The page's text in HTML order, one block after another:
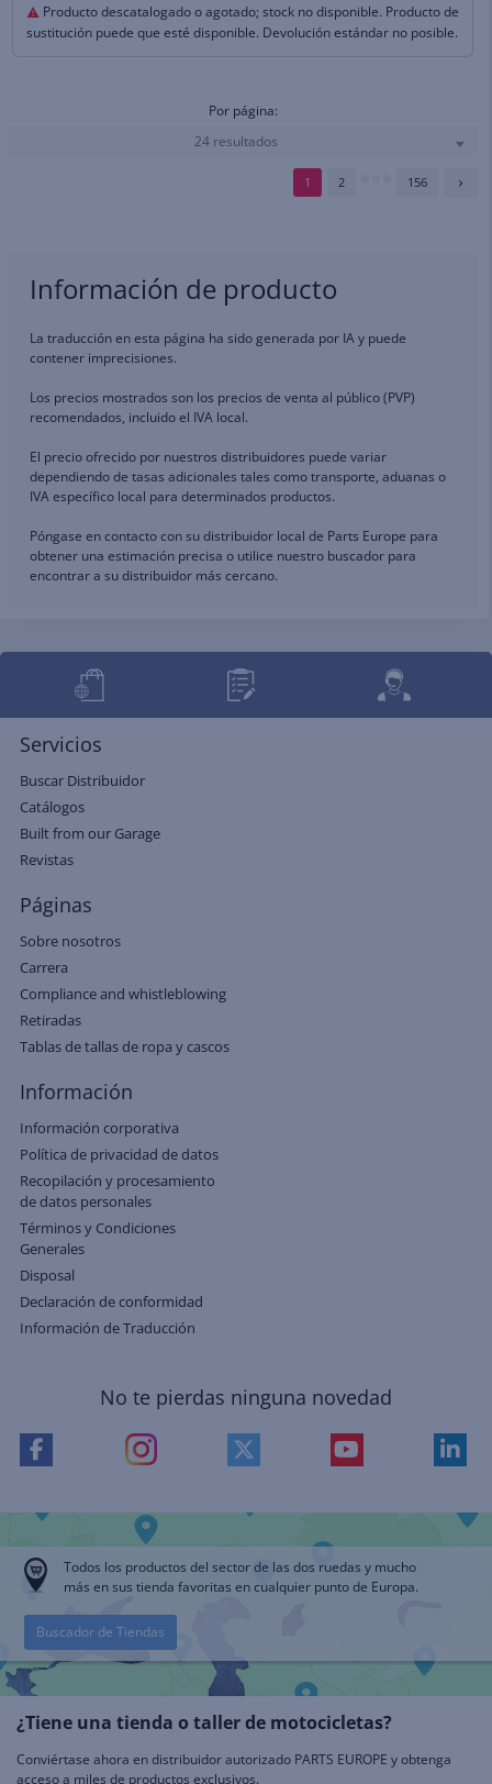
Producto descatalogado o agotado; stock no disponible. Producto de
sustitución puede que esté disponible. Devolución estándar no posible.
Por página:
24 resultados
1 2 156
Información de producto
La traducción en esta página ha sido generada por IA y puede
contener imprecisiones.
Los precios mostrados son los precios de venta al público (PVP)
recomendados, incluido el IVA local.
El precio ofrecido por nuestros distribuidores puede variar
dependiendo de tasas adicionales tales como transporte, aduanas o
IVA específico local para determinados productos.
Póngase en contacto con su distribuidor local de Parts Europe para
obtener una estimación precisa o utilice nuestro buscador para
encontrar a su distribuidor más cercano.
Servicios
Buscar Distribuidor
Catálogos
Built from our Garage
Revistas
Páginas
Sobre nosotros
Carrera
Compliance and whistleblowing
Retiradas
Tablas de tallas de ropa y cascos
Información
Información corporativa
Política de privacidad de datos
Recopilación y procesamiento
de datos personales
Términos y Condiciones
Generales
Disposal
Declaración de conformidad
Información de Traducción
No te pierdas ninguna novedad
Todos los productos del sector de las dos ruedas y mucho
más en sus tienda favoritas en cualquier punto de Europa.
Buscador de Tiendas
¿Tiene una tienda o taller de motocicletas?
Conviértase ahora en distribuidor autorizado PARTS EUROPE y obtenga
acceso a miles de productos exclusivos.